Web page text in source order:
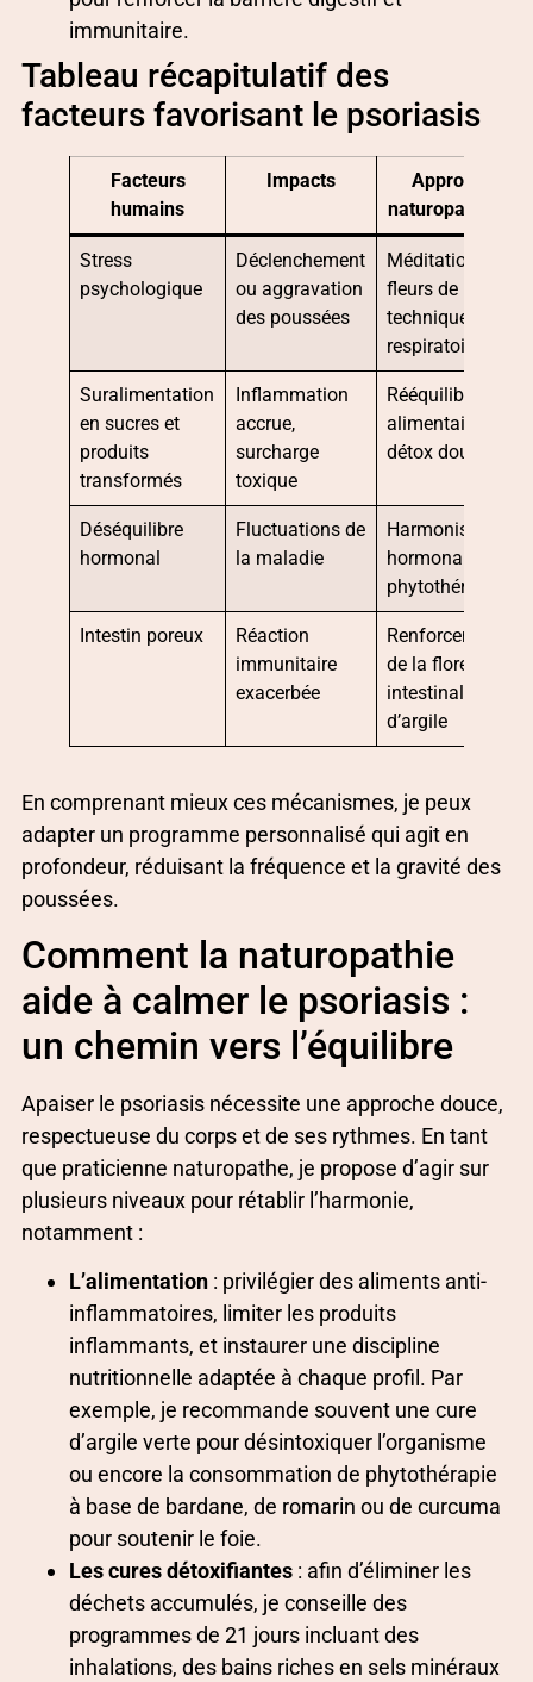
immunitaire.
Tableau récapitulatif des
facteurs favorisant le psoriasis
Facteurs
humains
Impacts
Approches
naturopathiques
Stress
psychologique
Déclenchement
ou aggravation
des poussées
Méditation,
fleurs de Bach,
techniques
respiratoires
Suralimentation
en sucres et
produits
transformés
Inflammation
accrue,
surcharge
toxique
Rééquilibrage
alimentaire,
détox douce
Déséquilibre
hormonal
Fluctuations de
la maladie
Harmonisation
hormonale par
phytothérapie
Intestin poreux
Réaction
immunitaire
exacerbée
Renforcement
de la flore
intestinale, cures
d’argile
En comprenant mieux ces mécanismes, je peux
adapter un programme personnalisé qui agit en
profondeur, réduisant la fréquence et la gravité des
poussées.
Comment la naturopathie
aide à calmer le psoriasis :
un chemin vers l’équilibre
Apaiser le psoriasis nécessite une approche douce,
respectueuse du corps et de ses rythmes. En tant
que praticienne naturopathe, je propose d’agir sur
plusieurs niveaux pour rétablir l’harmonie,
notamment :
L’alimentation : privilégier des aliments anti-
inflammatoires, limiter les produits
inflammants, et instaurer une discipline
nutritionnelle adaptée à chaque profil. Par
exemple, je recommande souvent une cure
d’argile verte pour désintoxiquer l’organisme
ou encore la consommation de phytothérapie
à base de bardane, de romarin ou de curcuma
pour soutenir le foie.
Les cures détoxifiantes : afin d’éliminer les
déchets accumulés, je conseille des
programmes de 21 jours incluant des
inhalations, des bains riches en sels minéraux